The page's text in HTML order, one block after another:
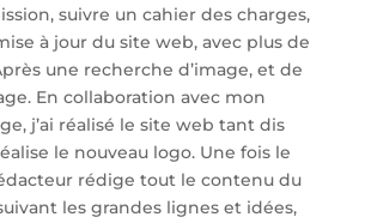
suivre un cahier des charges,
à jour du site web, avec plus de
une recherche d’image, et de
En collaboration avec mon
j’ai réalisé le site web tant dis
le nouveau logo. Une fois le
rédige tout le contenu du
les grandes lignes et idées,